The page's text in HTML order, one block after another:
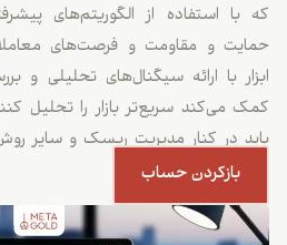
که با استفاده از الگوریتم‌های
حمایت و مقاومت و فرصت‌های
ابزار با ارائه سیگنال‌های تحلیلی و
کمک می‌کند سریع‌تر بازار را تحلیل
باید در کنار مدیریت ریسک و سایر
بازکردن حساب